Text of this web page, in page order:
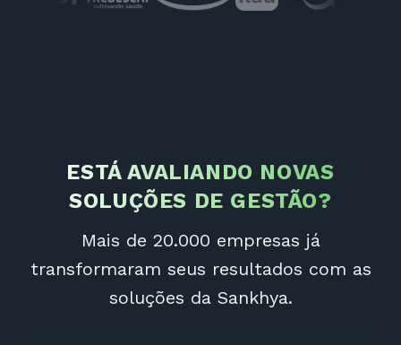
ESTÁ AVALIANDO NOVAS
SOLUÇÕES DE GESTÃO?
Mais de 20.000 empresas já
transformaram seus resultados com as
soluções da Sankhya.